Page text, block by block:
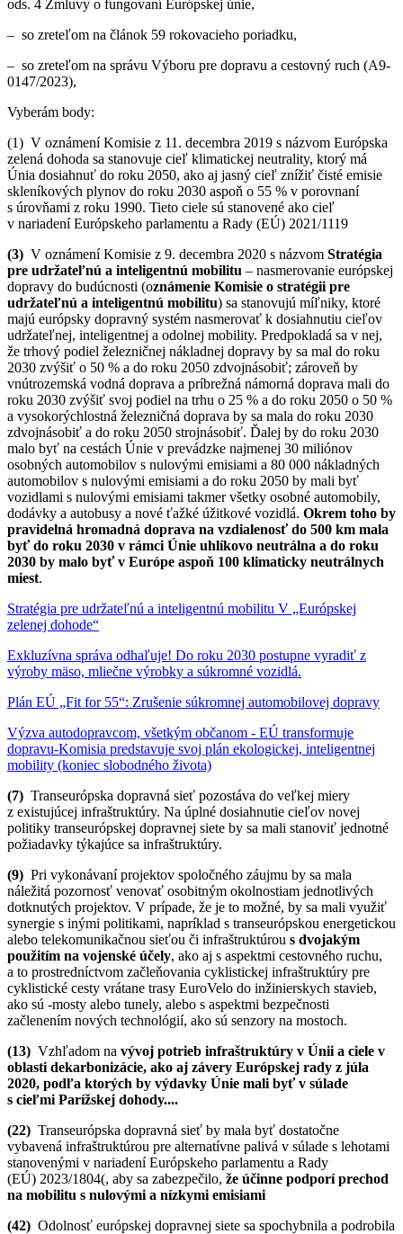
ods. 4 Zmluvy o fungovaní Európskej únie,
– so zreteľom na článok 59 rokovacieho poriadku,
– so zreteľom na správu Výboru pre dopravu a cestovný ruch (A9-
0147/2023),
Vyberám body:
(1) V oznámení Komisie z 11. decembra 2019 s názvom Európska
zelená dohoda sa stanovuje cieľ klimatickej neutrality, ktorý má
Únia dosiahnuť do roku 2050, ako aj jasný cieľ znížiť čisté emisie
skleníkových plynov do roku 2030 aspoň o 55 % v porovnaní
s úrovňami z roku 1990. Tieto ciele sú stanovené ako cieľ
v nariadení Európskeho parlamentu a Rady (EÚ) 2021/1119
(3) V oznámení Komisie z 9. decembra 2020 s názvom Stratégia
pre udržateľnú a inteligentnú mobilitu – nasmerovanie európskej
dopravy do budúcnosti (oznámenie Komisie o stratégii pre
udržateľnú a inteligentnú mobilitu) sa stanovujú míľniky, ktoré
majú európsky dopravný systém nasmerovať k dosiahnutiu cieľov
udržateľnej, inteligentnej a odolnej mobility. Predpokladá sa v nej,
že trhový podiel železničnej nákladnej dopravy by sa mal do roku
2030 zvýšiť o 50 % a do roku 2050 zdvojnásobiť; zároveň by
vnútrozemská vodná doprava a príbrežná námorná doprava mali do
roku 2030 zvýšiť svoj podiel na trhu o 25 % a do roku 2050 o 50 %
a vysokorýchlostná železničná doprava by sa mala do roku 2030
zdvojnásobiť a do roku 2050 strojnásobiť. Ďalej by do roku 2030
malo byť na cestách Únie v prevádzke najmenej 30 miliónov
osobných automobilov s nulovými emisiami a 80 000 nákladných
automobilov s nulovými emisiami a do roku 2050 by mali byť
vozidlami s nulovými emisiami takmer všetky osobné automobily,
dodávky a autobusy a nové ťažké úžitkové vozidlá. Okrem toho by
pravidelná hromadná doprava na vzdialenosť do 500 km mala
byť do roku 2030 v rámci Únie uhlíkovo neutrálna a do roku
2030 by malo byť v Európe aspoň 100 klimaticky neutrálnych
miest.
Stratégia pre udržateľnú a inteligentnú mobilitu V „Európskej
zelenej dohode“
Exkluzívna správa odhaľuje! Do roku 2030 postupne vyradiť z
výroby mäso, mliečne výrobky a súkromné ​​vozidlá.
Plán EÚ „Fit for 55“: Zrušenie súkromnej automobilovej dopravy
Výzva autodopravcom, všetkým občanom - EÚ transformuje
dopravu-Komisia predstavuje svoj plán ekologickej, inteligentnej
mobility (koniec slobodného života)
(7) Transeurópska dopravná sieť pozostáva do veľkej miery
z existujúcej infraštruktúry. Na úplné dosiahnutie cieľov novej
politiky transeurópskej dopravnej siete by sa mali stanoviť jednotné
požiadavky týkajúce sa infraštruktúry.
(9) Pri vykonávaní projektov spoločného záujmu by sa mala
náležitá pozornosť venovať osobitným okolnostiam jednotlivých
dotknutých projektov. V prípade, že je to možné, by sa mali využiť
synergie s inými politikami, napríklad s transeurópskou energetickou
alebo telekomunikačnou sieťou či infraštruktúrou s dvojakým
použitím na vojenské účely, ako aj s aspektmi cestovného ruchu,
a to prostredníctvom začleňovania cyklistickej infraštruktúry pre
cyklistické cesty vrátane trasy EuroVelo do inžinierskych stavieb,
ako sú -mosty alebo tunely, alebo s aspektmi bezpečnosti
začlenením nových technológií, ako sú senzory na mostoch.
(13) Vzhľadom na vývoj potrieb infraštruktúry v Únii a ciele v
oblasti dekarbonizácie, ako aj závery Európskej rady z júla
2020, podľa ktorých by výdavky Únie mali byť v súlade
s cieľmi Parížskej dohody....
(22) Transeurópska dopravná sieť by mala byť dostatočne
vybavená infraštruktúrou pre alternatívne palivá v súlade s lehotami
stanovenými v nariadení Európskeho parlamentu a Rady
(EÚ) 2023/1804(, aby sa zabezpečilo, že účinne podporí prechod
na mobilitu s nulovými a nízkymi emisiami
(42) Odolnosť európskej dopravnej siete sa spochybnila a podrobila